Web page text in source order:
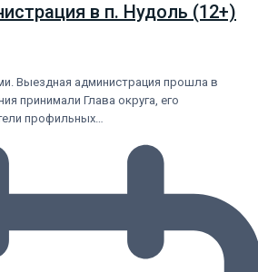
в п. Нудоль (12+)
Выездная администрация прошла в
принимали Глава округа, его
профильных…